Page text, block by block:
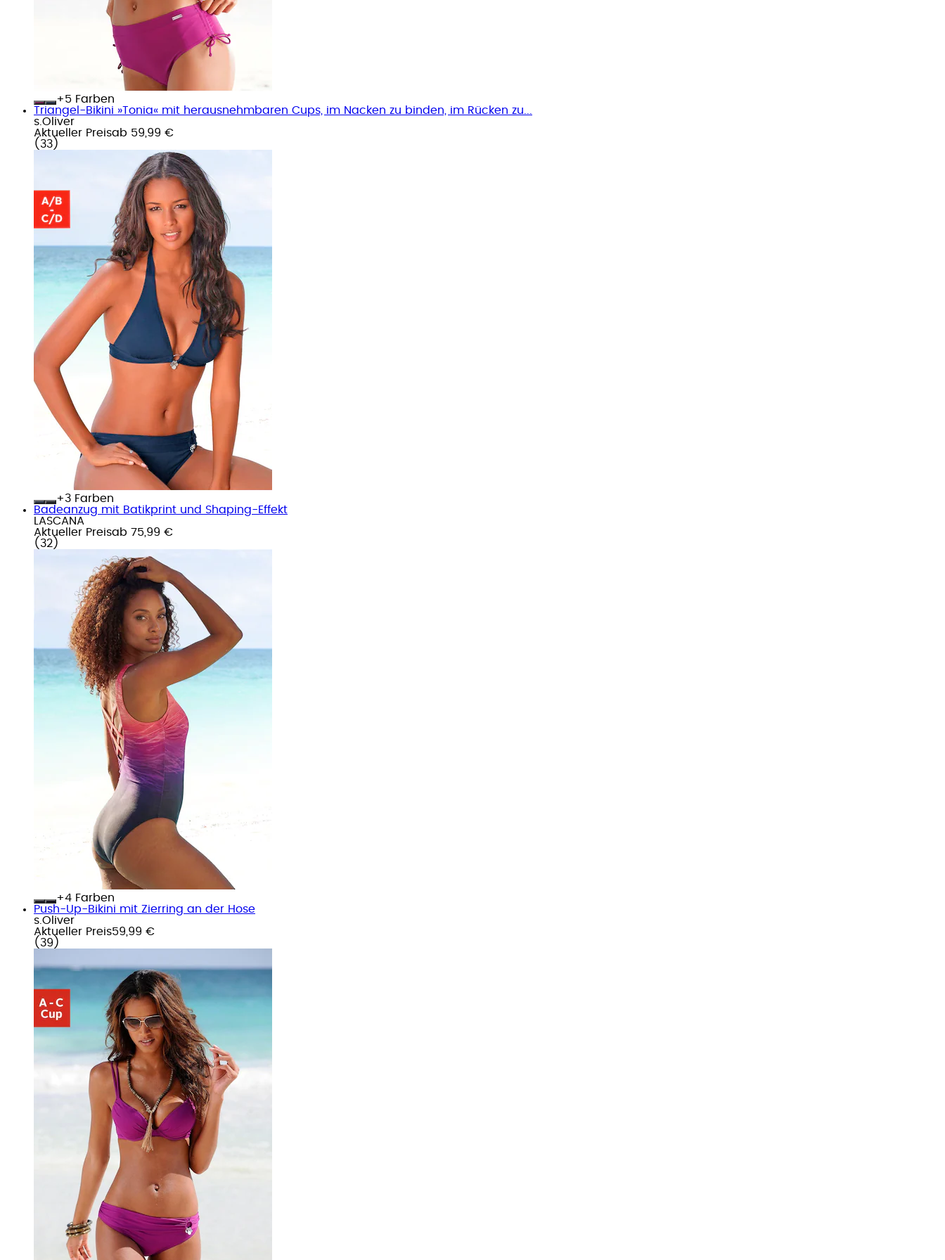
+
Farben
Triangel-Bikini »Tonia« mit herausnehmbaren Cups, im Nacken zu binden, im Rücken zu...
s.Oliver
Aktueller Preisab 59,99 €
( 33 )
+
Farben
Badeanzug mit Batikprint und Shaping-Effekt
LASCANA
Aktueller Preisab 75,99 €
( 32 )
+
Farben
Push-Up-Bikini mit Zierring an der Hose
s.Oliver
Aktueller Preis59,99 €
( 39 )